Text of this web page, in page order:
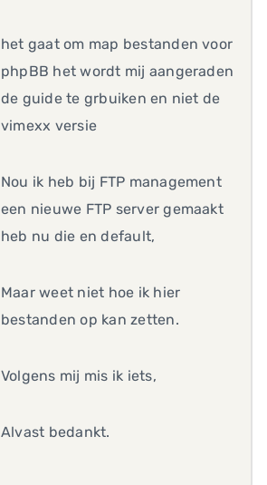
het gaat om map bestanden voor
phpBB het wordt mij aangeraden
de guide te grbuiken en niet de
vimexx versie
Nou ik heb bij FTP management
een nieuwe FTP server gemaakt
heb nu die en default,
Maar weet niet hoe ik hier
bestanden op kan zetten.
Volgens mij mis ik iets,
Alvast bedankt.